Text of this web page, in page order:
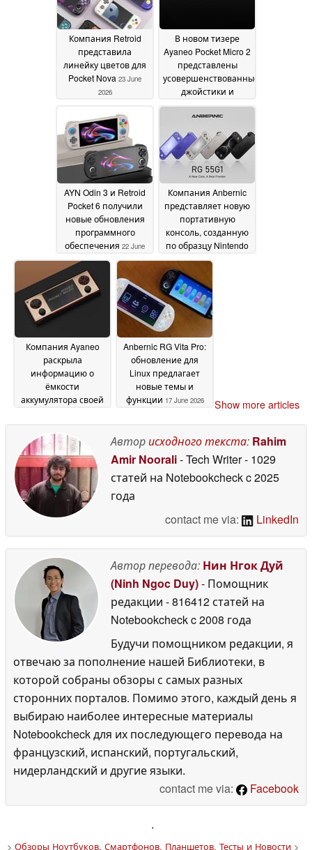
2026
Компания Retroid
представила
линейку цветов для
Pocket Nova 23 June
2026
В новом тизере
Ayaneo Pocket Micro 2
представлены
усовершенствованные
джойстики и
эргономичный
дизайн23 June 2026
AYN Odin 3 и Retroid
Pocket 6 получили
новые обновления
программного
обеспечения 22 June
2026
Компания Anbernic
представляет новую
портативную
консоль, созданную
по образцу Nintendo
Switch Lite19 June 2026
Компания Ayaneo
раскрыла
информацию о
ёмкости
аккумулятора своей
консоли18 June 2026
Anbernic RG Vita Pro:
обновление для
Linux предлагает
новые темы и
функции 17 June 2026 Show more articles
Авторисходного текста: Rahim
Amir Noorali- Tech Writer- 1029
статей на Notebookcheckc 2025
года
contact me via:
LinkedIn
Автор перевода: Нин Нгок Дуй
(Ninh Ngoc Duy)- Помощник
редакции - 816412 статей на
Notebookcheckc 2008 года
Будучи помощником редакции, я
отвечаю за пополнение нашей Библиотеки, в
которой собраны обзоры с самых разных
сторонних порталов. Помимо этого, каждый день я
выбираю наиболее интересные материалы
Notebookcheck для их последующего перевода на
французский, испанский, португальский,
нидерландский и другие языки.
contact me via:
Facebook
'
> Обзоры Ноутбуков, Смартфонов, Планшетов. Тесты и Новости>